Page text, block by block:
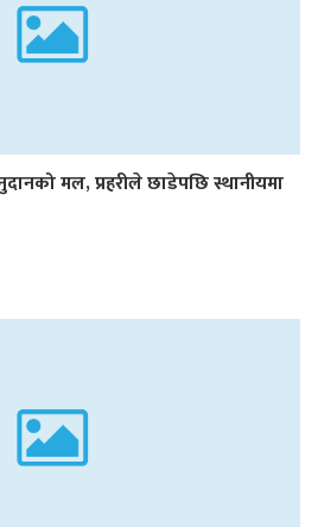
मल, प्रहरीले छाडेपछि स्थानीयमा